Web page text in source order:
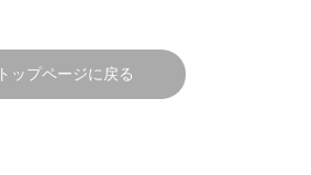
トップページに戻る